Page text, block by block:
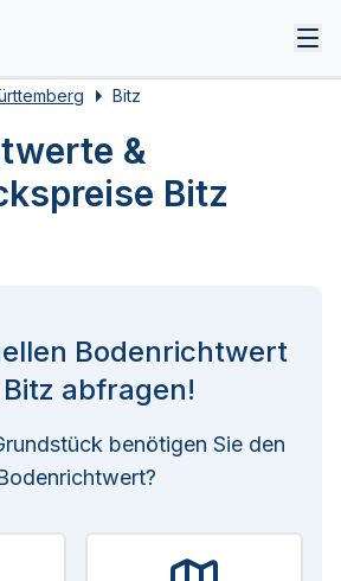
Bitz
&
Bitz
Bodenrichtwert
abfragen!
benötigen Sie den